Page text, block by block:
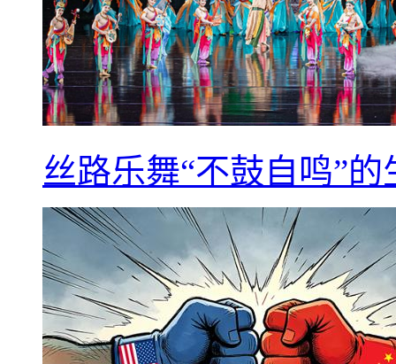
丝路乐舞“不鼓自鸣”